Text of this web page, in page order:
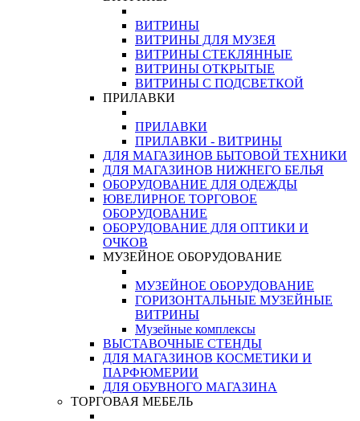
ВИТРИНЫ
ВИТРИНЫ ДЛЯ МУЗЕЯ
ВИТРИНЫ СТЕКЛЯННЫЕ
ВИТРИНЫ ОТКРЫТЫЕ
ВИТРИНЫ С ПОДСВЕТКОЙ
ПРИЛАВКИ
ПРИЛАВКИ
ПРИЛАВКИ - ВИТРИНЫ
ДЛЯ МАГАЗИНОВ БЫТОВОЙ ТЕХНИКИ
ДЛЯ МАГАЗИНОВ НИЖНЕГО БЕЛЬЯ
ОБОРУДОВАНИЕ ДЛЯ ОДЕЖДЫ
ЮВЕЛИРНОЕ ТОРГОВОЕ
ОБОРУДОВАНИЕ
ОБОРУДОВАНИЕ ДЛЯ ОПТИКИ И
ОЧКОВ
МУЗЕЙНОЕ ОБОРУДОВАНИЕ
МУЗЕЙНОЕ ОБОРУДОВАНИЕ
ГОРИЗОНТАЛЬНЫЕ МУЗЕЙНЫЕ
ВИТРИНЫ
Музейные комплексы
ВЫСТАВОЧНЫЕ СТЕНДЫ
ДЛЯ МАГАЗИНОВ КОСМЕТИКИ И
ПАРФЮМЕРИИ
ДЛЯ ОБУВНОГО МАГАЗИНА
ТОРГОВАЯ МЕБЕЛЬ